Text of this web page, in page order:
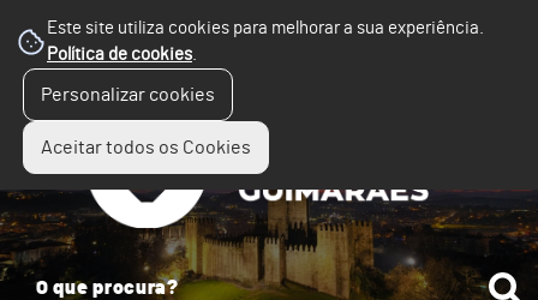
Este site utiliza cookies para melhorar a sua experiência.
Política de cookies.
Personalizar cookies
Aceitar todos os Cookies